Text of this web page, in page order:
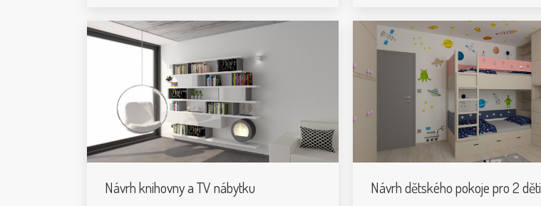
Návrh knihovny a TV nábytku Návrh dětského pokoje pro 2 děti